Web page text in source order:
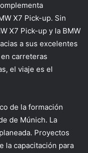
X7 Pick-up. Sin
X7 Pick-up y la BMW
a sus excelentes
carreteras
el viaje es el
de la formación
de Múnich. La
Proyectos
la capacitación para